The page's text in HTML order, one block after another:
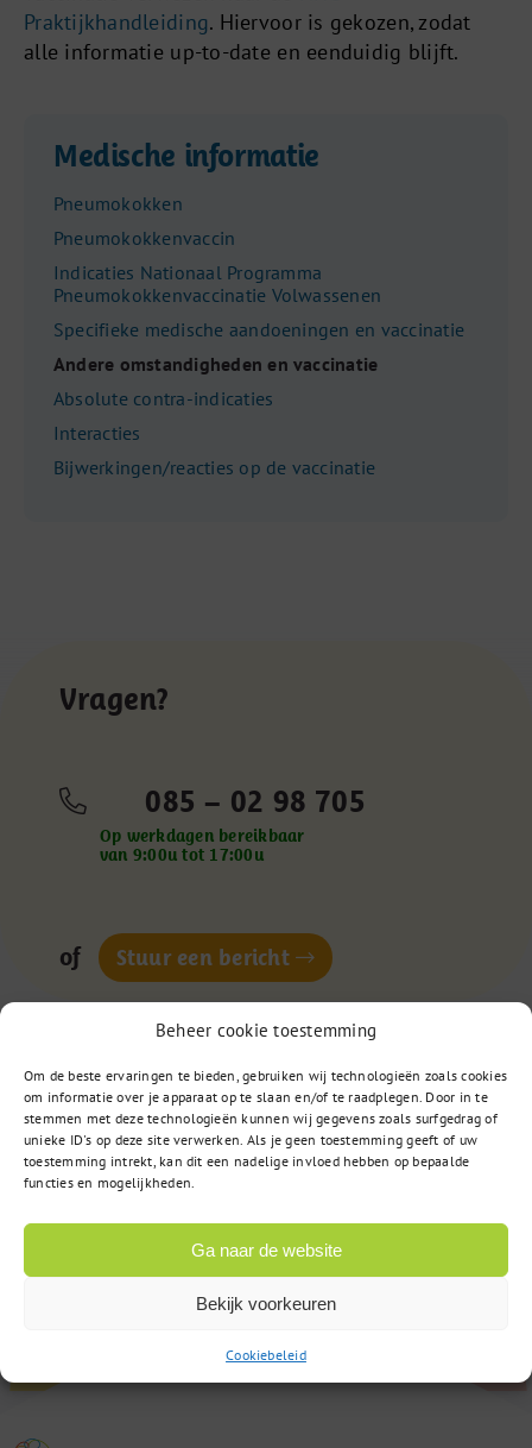
Beheer cookie toestemming
Om de beste ervaringen te bieden, gebruiken wij technologieën zoals cookies
om informatie over je apparaat op te slaan en/of te raadplegen. Door in te
stemmen met deze technologieën kunnen wij gegevens zoals surfgedrag of
unieke ID's op deze site verwerken. Als je geen toestemming geeft of uw
toestemming intrekt, kan dit een nadelige invloed hebben op bepaalde
functies en mogelijkheden.
Ga naar de website
Bekijk voorkeuren
Cookiebeleid
Praktijkhandleiding. Hiervoor is gekozen, zodat
alle informatie up-to-date en eenduidig blijft.
Medische informatie
Pneumokokken
Pneumokokkenvaccin
Indicaties Nationaal Programma
Pneumokokkenvaccinatie Volwassenen
Specifieke medische aandoeningen en vaccinatie
Andere omstandigheden en vaccinatie
Absolute contra-indicaties
Interacties
Bijwerkingen/reacties op de vaccinatie
Vragen?
085 – 02 98 705
Op werkdagen bereikbaar
van 9:00u tot 17:00u
of Stuur een bericht